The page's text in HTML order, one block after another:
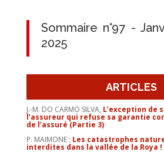
Sommaire n°97 -
2025
ARTICLES
J.-M. DO CARMO SILVA, L’exception de
l’assureur qui refuse sa garantie
de l’assuré (Partie 3)
P. MAIMONE : Les catastrophes
interdites dans la vallée de la Roya !